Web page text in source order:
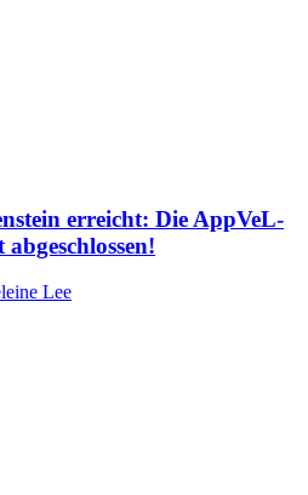
erreicht: Die AppVeL-
Lee